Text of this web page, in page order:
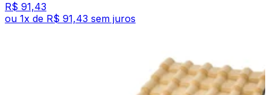
R$ 91,43
ou 1x de R$ 91,43 sem juros